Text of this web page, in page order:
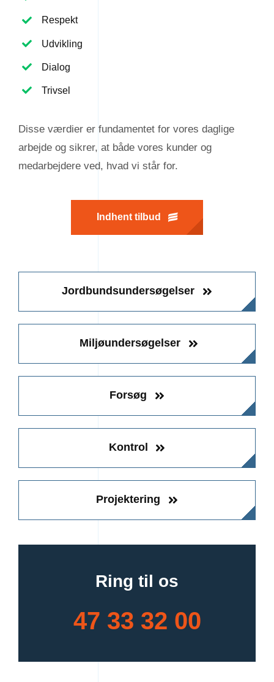
Respekt
Udvikling
Dialog
Trivsel
Disse værdier er fundamentet for vores daglige
arbejde og sikrer, at både vores kunder og
medarbejdere ved, hvad vi står for.
Indhent tilbud
Jordbundsundersøgelser
Miljøundersøgelser
Forsøg
Kontrol
Projektering
Ring til os
47 33 32 00